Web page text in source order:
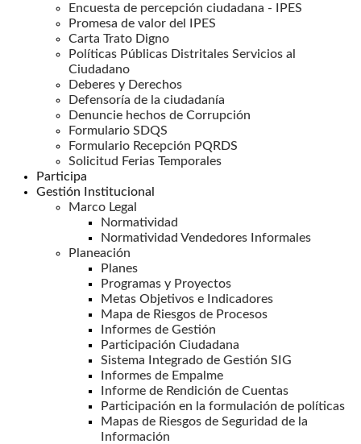
Encuesta de percepción ciudadana - IPES
Promesa de valor del IPES
Carta Trato Digno
Políticas Públicas Distritales Servicios al
Ciudadano
Deberes y Derechos
Defensoría de la ciudadanía
Denuncie hechos de Corrupción
Formulario SDQS
Formulario Recepción PQRDS
Solicitud Ferias Temporales
Participa
Gestión Institucional
Marco Legal
Normatividad
Normatividad Vendedores Informales
Planeación
Planes
Programas y Proyectos
Metas Objetivos e Indicadores
Mapa de Riesgos de Procesos
Informes de Gestión
Participación Ciudadana
Sistema Integrado de Gestión SIG
Informes de Empalme
Informe de Rendición de Cuentas
Participación en la formulación de políticas
Mapas de Riesgos de Seguridad de la
Información